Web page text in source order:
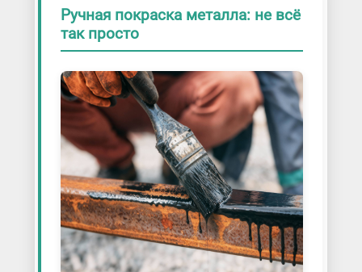
Ручная покраска металла: не всё
так просто